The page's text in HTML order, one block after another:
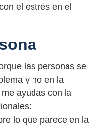
el estrés en el
las personas se
y no en la
ayudas con la
lo que parece en la